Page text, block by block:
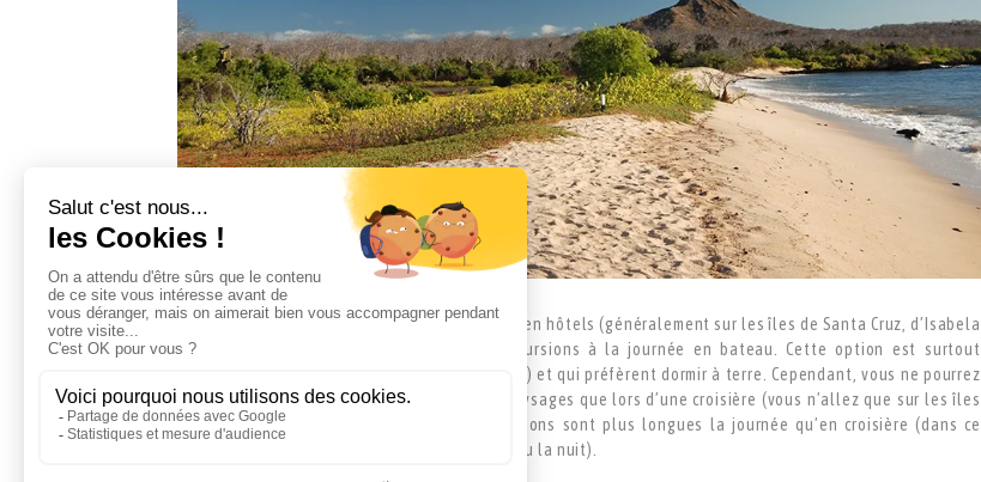
Le principe du « Island Hopping » est de dormir en hôtels (généralement sur les îles de Santa Cruz, d’Isabela
et/ou de San Cristobal) et de faire des excursions à la journée en bateau. Cette option est surtout
intéressante pour ceux qui ont le mal de mer (!) et qui préfèrent dormir à terre. Cependant, vous ne pourrez
pas voir autant de variété d’animaux et de paysages que lors d’une croisière (vous n’allez que sur les îles
proches de vos hôtels). De plus, les navigations sont plus longues la journée qu’en croisière (dans ce
dernier cas, vous naviguez pendant les repas ou la nuit).